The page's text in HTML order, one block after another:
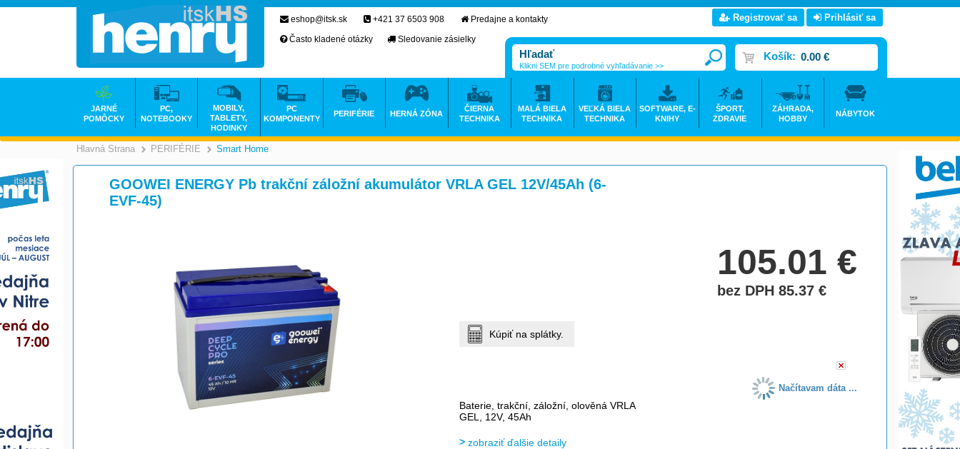
Hlavná Strana >
PERIFÉRIE >
Smart Home
GOOWEI ENERGY Pb trakční záložní akumulátor VRLA GEL 12V/45Ah (6-
EVF-45)
105.01€
bez DPH 85.37€
Kúpiť na splátky.
Načítavam dáta ...
Baterie, trakční, záložní, olověná VRLA
GEL, 12V, 45Ah
zobraziť ďalšie detaily
eshop@itsk.sk +421 37 6503 908
Predajne a kontakty
Často kladené otázky
Sledovanie zásielky
Registrovať sa Prihlásiť sa
Košík: 0.00 €
Klikni SEM pre podrobné vyhľadávanie >>
JARNÉ
POMÔCKY
PC,
NOTEBOOKY
MOBILY,
TABLETY,
HODINKY
PC
KOMPONENTY
PERIFÉRIE HERNÁ ZÓNA
ČIERNA
TECHNIKA
MALÁ BIELA
TECHNIKA
VEĽKÁ BIELA
TECHNIKA
SOFTWARE, E-
KNIHY
ŠPORT,
ZDRAVIE
ZÁHRADA,
HOBBY
NÁBYTOK